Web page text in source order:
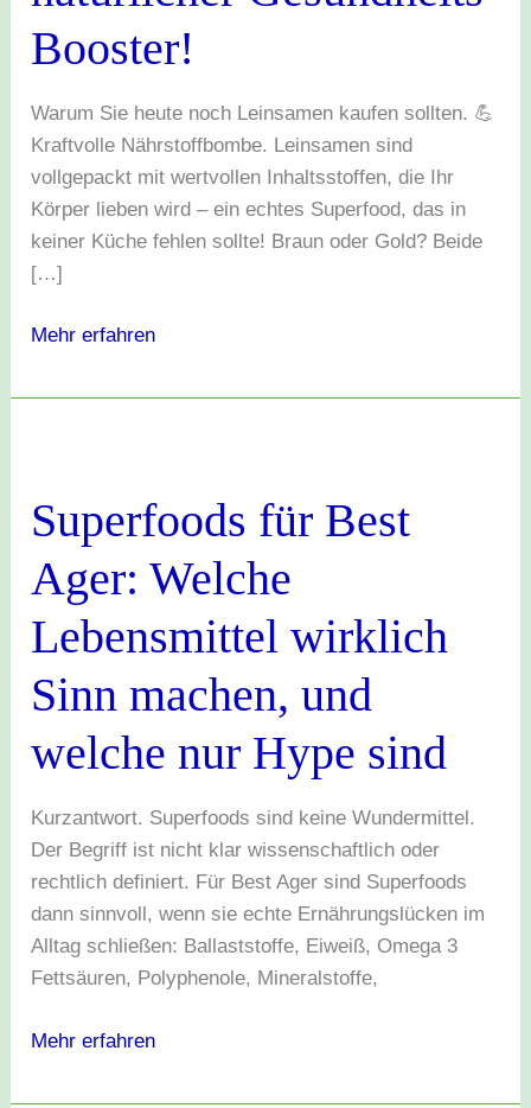
Booster!
Warum Sie heute noch Leinsamen kaufen sollten. 💪
Kraftvolle Nährstoffbombe. Leinsamen sind
vollgepackt mit wertvollen Inhaltsstoffen, die Ihr
Körper lieben wird – ein echtes Superfood, das in
keiner Küche fehlen sollte! Braun oder Gold? Beide
[…]
Mehr erfahren
Superfoods für Best
Ager: Welche
Lebensmittel wirklich
Sinn machen, und
welche nur Hype sind
Kurzantwort. Superfoods sind keine Wundermittel.
Der Begriff ist nicht klar wissenschaftlich oder
rechtlich definiert. Für Best Ager sind Superfoods
dann sinnvoll, wenn sie echte Ernährungslücken im
Alltag schließen: Ballaststoffe, Eiweiß, Omega 3
Fettsäuren, Polyphenole, Mineralstoffe,
Best
Ager:
Welche
Lebensmittel
wirklich
machen,
welche
Hype
sind
Mehr erfahren